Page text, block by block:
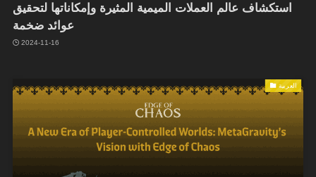
استكشاف عالم العملات الميمية المثيرة وإمكاناتها لتحقيق
عوائد ضخمة
2024-11-16
العربية